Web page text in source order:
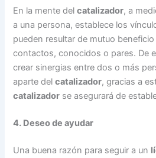
En la mente delcatalizador, a
a una persona, establece los
pueden resultar de mutuo
contactos, conocidos o pares. De
crear sinergias entre dos o más
aparte delcatalizador, gracias a
catalizador se asegurará de
4. Deseo de ayudar
Una buena razón para seguir a un